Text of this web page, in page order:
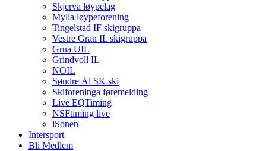
Skjerva løypelag
Mylla løypeforening
Tingelstad IF skigruppa
Vestre Gran IL skigruppa
Grua UIL
Grindvoll IL
NOIL
Søndre Ål SK ski
Skiforeninga føremelding
Live EQTiming
NSFtiming live
iSonen
Intersport
Bli Medlem